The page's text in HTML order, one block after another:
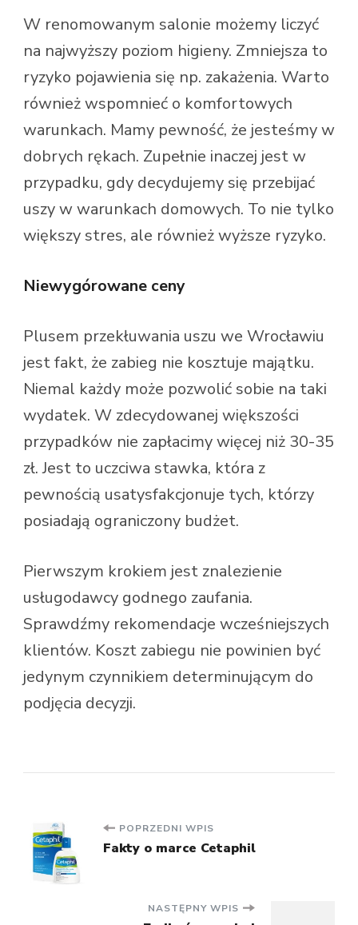
W renomowanym salonie możemy liczyć
na najwyższy poziom higieny. Zmniejsza to
ryzyko pojawienia się np. zakażenia. Warto
również wspomnieć o komfortowych
warunkach. Mamy pewność, że jesteśmy w
dobrych rękach. Zupełnie inaczej jest w
przypadku, gdy decydujemy się przebijać
uszy w warunkach domowych. To nie tylko
większy stres, ale również wyższe ryzyko.
Niewygórowane ceny
Plusem przekłuwania uszu we Wrocławiu
jest fakt, że zabieg nie kosztuje majątku.
Niemal każdy może pozwolić sobie na taki
wydatek. W zdecydowanej większości
przypadków nie zapłacimy więcej niż 30-35
zł. Jest to uczciwa stawka, która z
pewnością usatysfakcjonuje tych, którzy
posiadają ograniczony budżet.
Pierwszym krokiem jest znalezienie
usługodawcy godnego zaufania.
Sprawdźmy rekomendacje wcześniejszych
klientów. Koszt zabiegu nie powinien być
jedynym czynnikiem determinującym do
podjęcia decyzji.
Nawigacja
wpisu
POPRZEDNI WPIS
Fakty o marce Cetaphil
NASTĘPNY WPIS